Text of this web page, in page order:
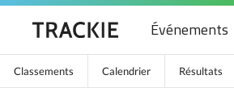
Événements
Classements Calendrier Résultats